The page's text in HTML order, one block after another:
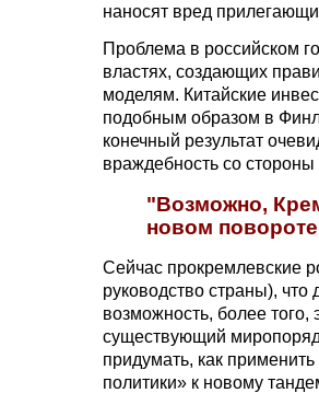
наносят вред
Проблема в российском
властях, создающих
моделям. Китайские
подобным образом в
конечный результат
враждебность со
"Возможно,
новом
Сейчас прокремлевские
руководство страны),
возможность, более того,
существующий
придумать, как
политики» к новому